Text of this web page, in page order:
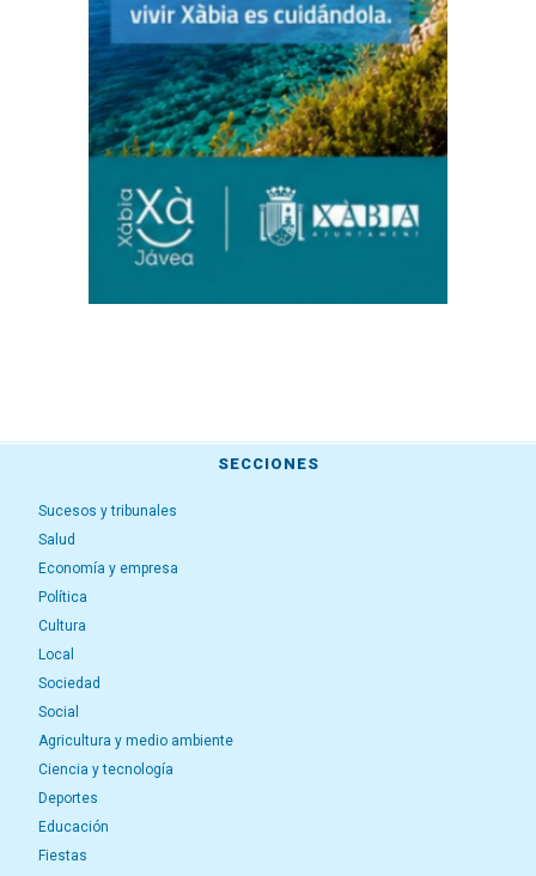
SECCIONES
Sucesos y tribunales
Salud
Economía y empresa
Política
Cultura
Local
Sociedad
Social
Agricultura y medio ambiente
Ciencia y tecnología
Deportes
Educación
Fiestas